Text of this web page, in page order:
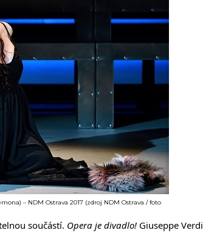
– NDM Ostrava 2017 (zdroj NDM Ostrava / foto
součástí. Opera je divadlo! Giuseppe Verdi